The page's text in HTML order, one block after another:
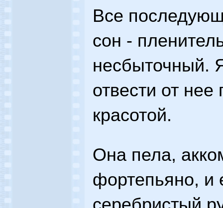
Все
сон -
несбыточный.
отвести от нее
красотой.
Она пела,
фортепьяно, и